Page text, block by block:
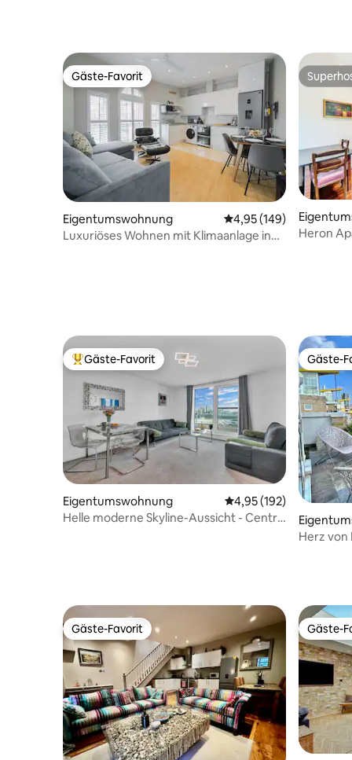
Gäste-Favorit
Gäste-Favorit
Eigentumswohnung Durchschnittliche
4,95 (149)
Luxuriöses Wohnen mit Klimaanlage in
Heron
Beliebter Gäste-Favorit.
Gäste-Favorit
Eigentumswohnung Durchschnittliche
4,95 (192)
Helle moderne Skyline-Aussicht - Central
Gäste-
Gäste-
Herz von
Gäste-Favorit
Gäste-Favorit Gäste-
Gäste-